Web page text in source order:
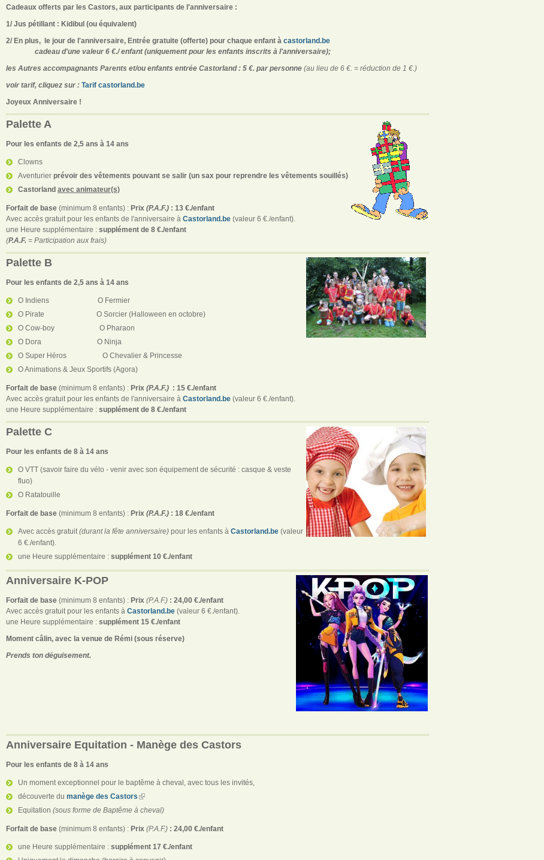
Cadeaux offerts par les Castors, aux participants de l'anniversaire :
1/ Jus pétillant : Kidibul (ou équivalent)
2/ En plus, le jour de l'anniversaire, Entrée gratuite (offerte) pour chaque enfant à castorland.be
cadeau d'une valeur 6 €./ enfant (uniquement pour les enfants inscrits à l'anniversaire);
les Autres accompagnants Parents et/ou enfants entrée Castorland : 5 €. par personne (au lieu de 6 €. = réduction de 1 €.)
voir tarif, cliquez sur : Tarif castorland.be
Joyeux Anniversaire !
Palette A
Pour les enfants de 2,5 ans à 14 ans
Clowns
Aventurier prévoir des vêtements pouvant se salir (un sax pour reprendre les vêtements souillés)
Castorland avec animateur(s)
Forfait de base (minimum 8 enfants) : Prix (P.A.F.) : 13 €./enfant
Avec accès gratuit pour les enfants de l'anniversaire à Castorland.be (valeur 6 €./enfant).
une Heure supplémentaire : supplément de 8 €./enfant
(P.A.F. = Participation aux frais)
Palette B
Pour les enfants de 2,5 ans à 14 ans
O Indiens O Fermier
O Pirate O Sorcier (Halloween en octobre)
O Cow-boy O Pharaon
O Dora O Ninja
O Super Héros O Chevalier & Princesse
O Animations & Jeux Sportifs (Agora)
Forfait de base (minimum 8 enfants) : Prix (P.A.F.) : 15 €./enfant
Avec accès gratuit pour les enfants de l'anniversaire à Castorland.be (valeur 6 €./enfant).
une Heure supplémentaire : supplément de 8 €./enfant
Palette C
Pour les enfants de 8 à 14 ans
O VTT (savoir faire du vélo - venir avec son équipement de sécurité : casque & veste
fluo)
O Ratatouille
Forfait de base (minimum 8 enfants) : Prix (P.A.F.) : 18 €./enfant
Avec accès gratuit(durant la fête anniversaire) pour les enfants à Castorland.be (valeur
6 €./enfant).
une Heure supplémentaire : supplément 10 €./enfant
Anniversaire K-POP
Forfait de base (minimum 8 enfants) : Prix (P.A.F.) : 24,00 €./enfant
Avec accès gratuit pour les enfants à Castorland.be (valeur 6 €./enfant).
une Heure supplémentaire : supplément 15 €./enfant
Moment câlin, avec la venue de Rémi (sous réserve)
Prends ton déguisement.
Anniversaire Equitation - Manège des Castors
Pour les enfants de 8 à 14 ans
Un moment exceptionnel pour le baptême à cheval, avec tous les invités,
découverte du manège des Castors
Equitation (sous forme de Baptême à cheval)
Forfait de base (minimum 8 enfants) : Prix (P.A.F.) : 24,00 €./enfant
une Heure supplémentaire : supplément 17 €./enfant